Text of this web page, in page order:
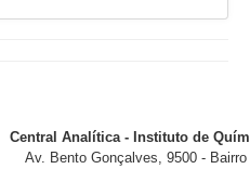
Central Analítica - Instituto de
Av. Bento Gonçalves, 9500 - Bairro